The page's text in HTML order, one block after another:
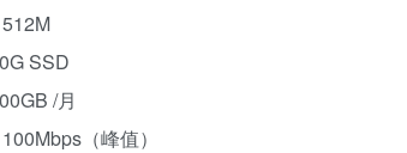
SSD
/月
（峰值）